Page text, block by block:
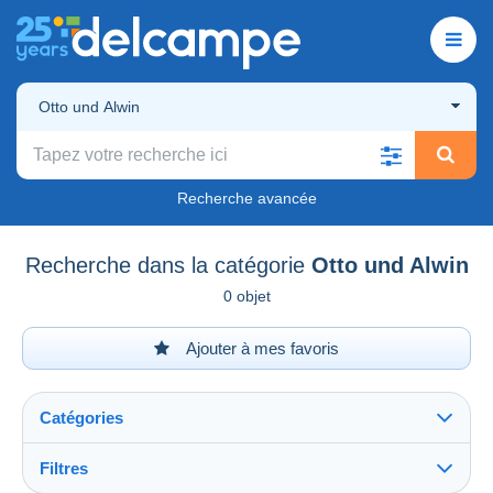
Otto und Alwin
Recherche avancée
Recherche dans la catégorie Otto und Alwin
0 objet
Ajouter à mes favoris
Catégories
Filtres